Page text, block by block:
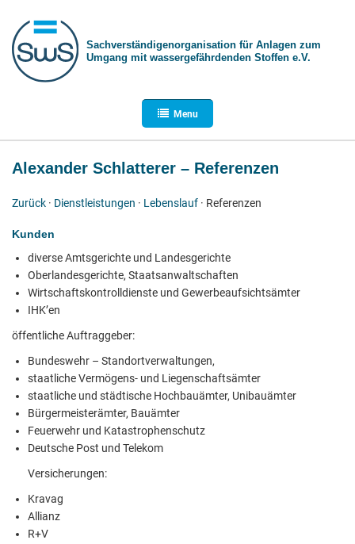
Sachverständigen­organisation für Anlagen zum
Umgang mit wasser­gefährdenden Stoffen e.V.
Menu
Alexander Schlatterer – Referenzen
Zurück · Dienstleistungen · Lebenslauf · Referenzen
Kunden
diverse Amtsgerichte und Landesgerichte
Oberlandesgerichte, Staatsanwaltschaften
Wirtschaftskontrolldienste und Gewerbeaufsichtsämter
IHK’en
öffentliche Auftraggeber:
Bundeswehr – Standortverwaltungen,
staatliche Vermögens- und Liegenschaftsämter
staatliche und städtische Hochbauämter, Unibauämter
Bürgermeisterämter, Bauämter
Feuerwehr und Katastrophenschutz
Deutsche Post und Telekom
Versicherungen:
Kravag
Allianz
R+V